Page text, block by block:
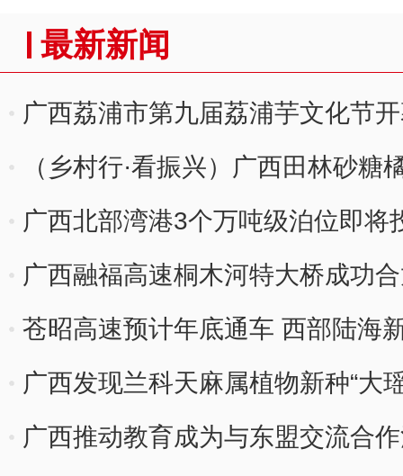
最新新闻
广西荔浦市第九届荔浦芋文化节
（乡村行·看振兴）广西田林砂糖
广西北部湾港3个万吨级泊位即将
广西融福高速桐木河特大桥成功
苍昭高速预计年底通车 西部陆海
走廊”
广西发现兰科天麻属植物新种“大
广西推动教育成为与东盟交流合